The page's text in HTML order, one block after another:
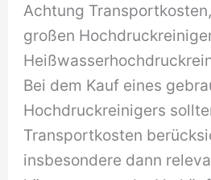
Achtung
großen
Bei dem Kauf eines
Hochdruckreinigers
Transportkosten
insbesondere dann